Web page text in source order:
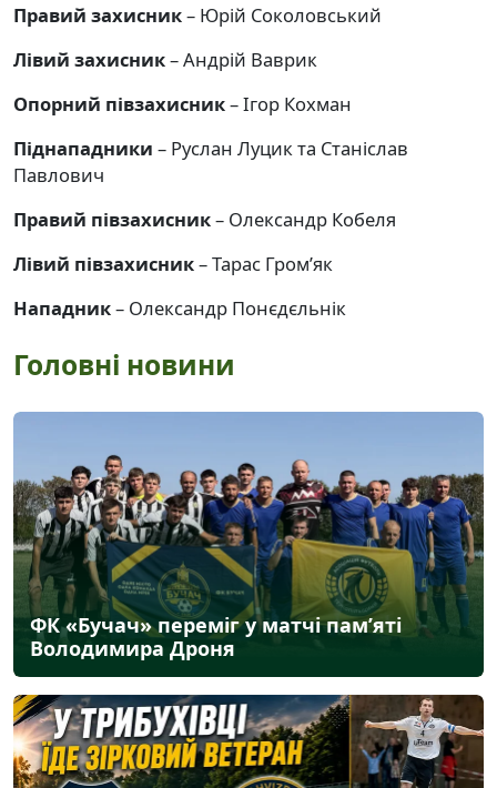
Правий захисник– Юрій Соколовський
Лівий захисник– Андрій Ваврик
Опорний півзахисник– Ігор Кохман
Піднападники – Руслан Луцик та Станіслав
Павлович
Правий півзахисник– Олександр Кобеля
Лівий півзахисник– Тарас Гром’як
Нападник– Олександр Понєдєльнік
Головні новини
ФК «Бучач» переміг у матчі пам’яті
Володимира Дроня